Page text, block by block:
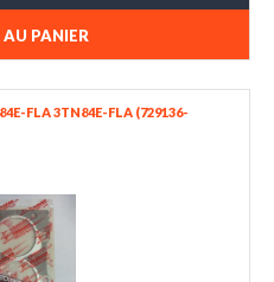
PANIER
FLA 3TN84E-FLA (729136-